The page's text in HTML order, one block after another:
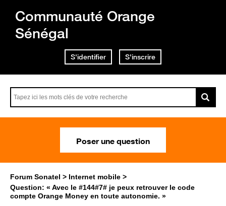
Communauté Orange
Sénégal
S'identifier S'inscrire
Poser une question
Forum Sonatel
Internet mobile
Question: « Avec le #144#7# je peux retrouver le code
compte Orange Money en toute autonomie. »